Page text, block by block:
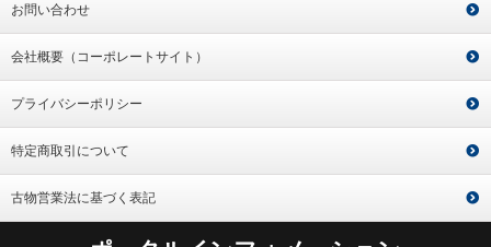
お問い合わせ
会社概要（コーポレートサイト）
プライバシーポリシー
特定商取引について
古物営業法に基づく表記